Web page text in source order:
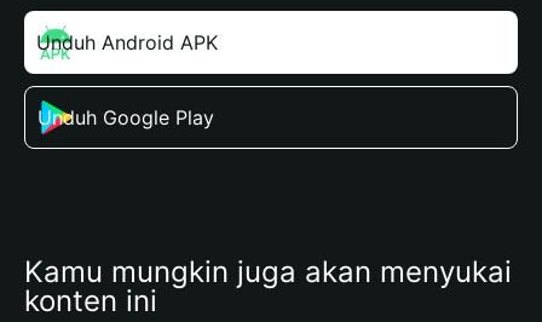
Unduh Android APK
Unduh Google Play
Kamu mungkin juga akan menyukai
konten ini